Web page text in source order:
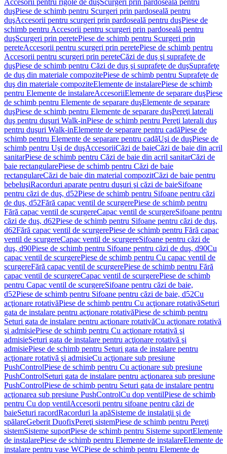
Accesorii pentru rigole de duşScurgeri prin pardoseală pentru
duşPiese de schimb pentru Scurgeri prin pardoseală pentru
duşAccesorii pentru scurgeri prin pardoseală pentru duşPiese de
schimb pentru Accesorii pentru scurgeri prin pardoseală pentru
duşScurgeri prin peretePiese de schimb pentru Scurgeri prin
pereteAccesorii pentru scurgeri prin peretePiese de schimb pentru
Accesorii pentru scurgeri prin pereteCăzi de duş şi suprafeţe de
duşPiese de schimb pentru Căzi de duş şi suprafeţe de duşSuprafeţe
de duş din materiale compozitePiese de schimb pentru Suprafeţe de
duş din materiale compoziteElemente de instalarePiese de schimb
pentru Elemente de instalareAccesoriiElemente de separare duşPiese
de schimb pentru Elemente de separare duşElemente de separare
duşPiese de schimb pentru Elemente de separare duşPereţi laterali
duş pentru duşuri Walk-inPiese de schimb pentru Pereţi laterali duş
pentru duşuri Walk-inElemente de separare pentru cadăPiese de
schimb pentru Elemente de separare pentru cadăUşi de duşPiese de
schimb pentru Uşi de duşAccesoriiCăzi de baieCăzi de baie din acril
sanitarPiese de schimb pentru Căzi de baie din acril sanitarCăzi de
baie rectangularePiese de schimb pentru Căzi de baie
rectangulareCăzi de baie din material compozitCăzi de baie pentru
bebeluşiRacorduri aparate pentru duşuri şi căzi de baieSifoane
pentru căzi de duş, d52Piese de schimb pentru Sifoane pentru căzi
de duş, d52Fără capac ventil de scurgerePiese de schimb pentru
Fără capac ventil de scurgereCapac ventil de scurgereSifoane pentru
căzi de duş, d62Piese de schimb pentru Sifoane pentru căzi de duş,
d62Fără capac ventil de scurgerePiese de schimb pentru Fără capac
ventil de scurgereCapac ventil de scurgereSifoane pentru căzi de
duş, d90Piese de schimb pentru Sifoane pentru căzi de duş, d90Cu
capac ventil de scurgerePiese de schimb pentru Cu capac ventil de
scurgereFără capac ventil de scurgerePiese de schimb pentru Fără
capac ventil de scurgereCapac ventil de scurgerePiese de schimb
pentru Capac ventil de scurgereSifoane pentru căzi de baie,
d52Piese de schimb pentru Sifoane pentru căzi de baie, d52Cu
acţionare rotativăPiese de schimb pentru Cu acţionare rotativăSeturi
gata de instalare pentru acţionare rotativăPiese de schimb pentru
Seturi gata de instalare pentru acţionare rotativăCu acţionare rotativă
şi admisiePiese de schimb pentru Cu acţionare rotativă şi
admisieSeturi gata de instalare pentru acţionare rotativă şi
admisiePiese de schimb pentru Seturi gata de instalare pentru
acţionare rotativă şi admisieCu acţionare sub presiune
PushControlPiese de schimb pentru Cu acţionare sub presiune
PushControlSeturi gata de instalare pentru acţionarea sub presiune
PushControlPiese de schimb pentru Seturi gata de instalare pentru
acţionarea sub presiune PushControlCu dop ventilPiese de schimb
pentru Cu dop ventilAccesorii pentru sifoane pentru căzi de
baieSeturi racordRacorduri la apăSisteme de instalaţii şi de
spălareGeberit DuofixPereţi sistemPiese de schimb pentru Pereţi
sistemSisteme suportPiese de schimb pentru Sisteme suportElemente
de instalarePiese de schimb pentru Elemente de instalareElemente de
instalare pentru vase WCPiese de schimb pentru Elemente de